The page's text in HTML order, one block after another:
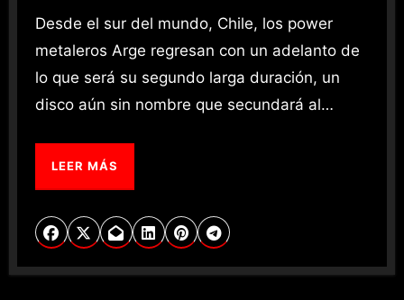
Desde el sur del mundo, Chile, los power
metaleros Arge regresan con un adelanto de
lo que será su segundo larga duración, un
disco aún sin nombre que secundará al…
LEER MÁS